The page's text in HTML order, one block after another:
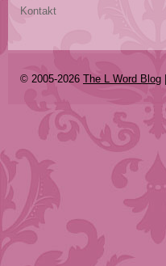
Kontakt
© 2005-2026 The L Word Blog